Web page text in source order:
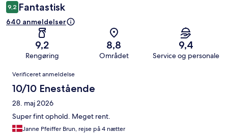
9,2 Fantastisk
640 anmeldelser
9,2
Rengøring
8,8
Området
9,4
Service og personale
Anmeldelser
Verificeret anmeldelse
10/10 Enestående
28. maj 2026
Super fint ophold. Meget rent.
Janne Pfeiffer Brun, rejse på 4 nætter